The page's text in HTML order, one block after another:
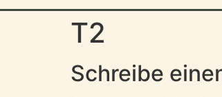
T2
Schreibe